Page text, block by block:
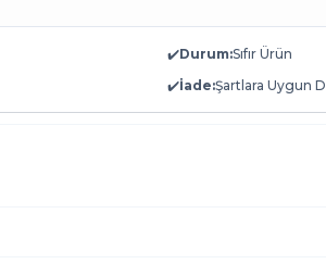
✔️Durum:Sıfır Ürün
✔️İade:Şartlara Uygun